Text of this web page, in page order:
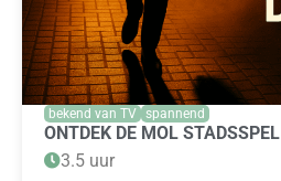
bekend van TV spannend
ONTDEK DE MOL STADSSPEL
3.5 uur